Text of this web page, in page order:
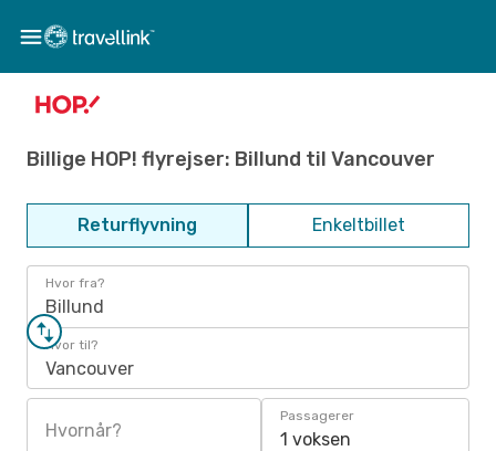
Billige HOP! flyrejser: Billund til Vancouver
Returflyvning Enkeltbillet
Hvor fra?
Billund
Hvor til?
Vancouver
Hvornår?
Passagerer
1 voksen